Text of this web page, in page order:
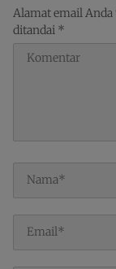
Alamat email
ditandai *